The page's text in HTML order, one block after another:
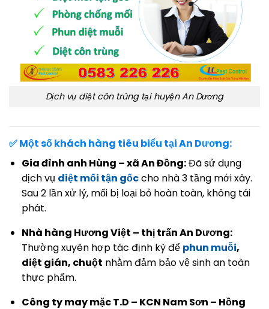
Dịch vụ diệt côn trùng tại huyện An Dương
✅ Một số khách hàng tiêu biểu tại An Dương:
Gia đình anh Hùng – xã An Đồng:Đã sử dụng
dịch vụ diệt mối tận gốccho nhà 3 tầng mới xây.
Sau 2 lần xử lý, mối bị loại bỏ hoàn toàn, không tái
phát.
Nhà hàng Hương Việt – thị trấn An Dương:
Thường xuyên hợp tác định kỳ để phun muỗi,
diệt gián, chuột nhằm đảm bảo vệ sinh an toàn
thực phẩm.
Công ty may mặc T.D – KCN Nam Sơn – Hồng